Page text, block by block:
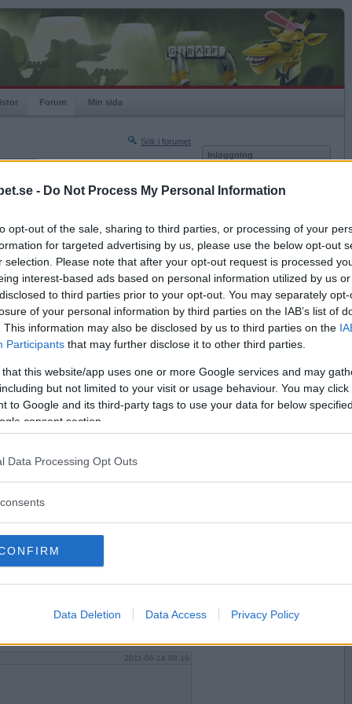
- Do Not Process My Personal Information
opt-out of the sale, sharing to third parties, or processing of your
for targeted advertising by us, please use the below opt-out
selection. Please note that after your opt-out request is processed
interest-based ads based on personal information utilized by us
to third parties prior to your opt-out. You may separately
of your personal information by third parties on the IAB’s list of
This information may also be disclosed by us to third parties on the
Participants that may further disclose it to other third parties.
that this website/app uses one or more Google services and may
but not limited to your visit or usage behaviour. You may
to Google and its third-party tags to use your data for below
consent section.
Data Processing Opt Outs
Data Deletion Data Access Privacy Policy
Forum Min sida
Sök i forumet
Nästa sida »
2011-06-14 02:07
2011-06-14 08:19
Inloggning
Kom ihåg mig
Glömt ditt lösenord?
Få ny aktiveringslänk
Betapet är gratis!
Vill du bli
medlem?